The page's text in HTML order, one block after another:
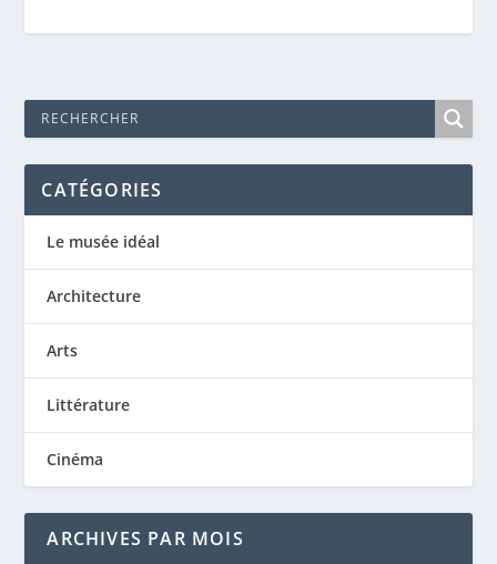
CATÉGORIES
Le musée idéal
Architecture
Arts
Littérature
Cinéma
ARCHIVES PAR MOIS